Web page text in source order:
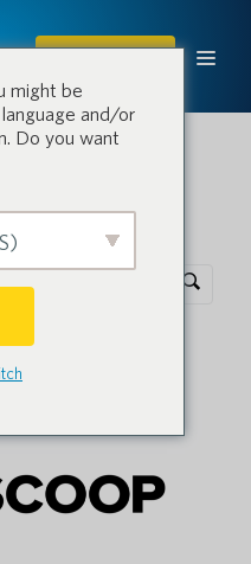
ACHETER
might be
and/or
Do you want